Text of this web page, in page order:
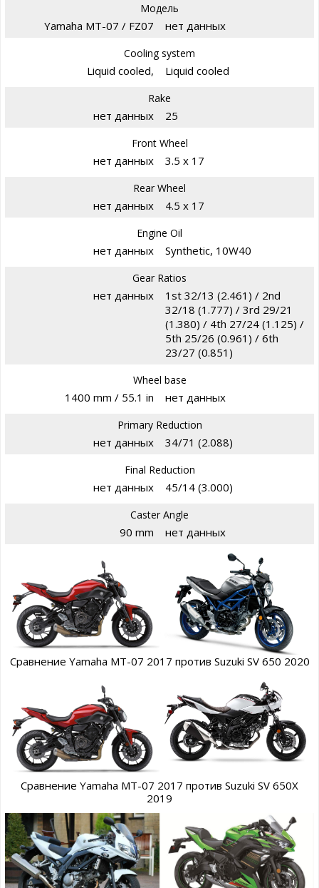
Модель
Yamaha MT-07 / FZ07 нет данных
Cooling system
Liquid cooled, Liquid cooled
Rake
нет данных 25
Front Wheel
нет данных 3.5 x 17
Rear Wheel
нет данных 4.5 x 17
Engine Oil
нет данных Synthetic, 10W40
Gear Ratios
нет данных
1st 32/13 (2.461) / 2nd
32/18 (1.777) / 3rd 29/21
(1.380) / 4th 27/24 (1.125) /
5th 25/26 (0.961) / 6th
23/27 (0.851)
Wheel base
1400 mm / 55.1 in нет данных
Primary Reduction
нет данных 34/71 (2.088)
Final Reduction
нет данных 45/14 (3.000)
Caster Angle
90 mm нет данных
Сравнение Yamaha MT-07 2017 против Suzuki SV 650 2020
Сравнение Yamaha MT-07 2017 против Suzuki SV 650X
2019